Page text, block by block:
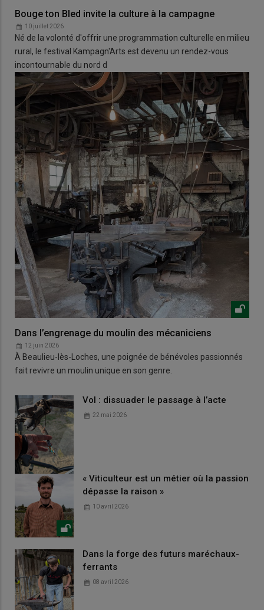
Bouge ton Bled invite la culture à la campagne
10 juillet 2026
Né de la volonté d'offrir une programmation culturelle en milieu
rural, le festival Kampagn'Arts est devenu un rendez-vous
incontournable du nord d
Dans l’engrenage du moulin des mécaniciens
12 juin 2026
À Beaulieu-lès-Loches, une poignée de bénévoles passionnés
fait revivre un moulin unique en son genre.
Vol : dissuader le passage à l’acte
22 mai 2026
« Viticulteur est un métier où la passion
dépasse la raison »
10 avril 2026
Dans la forge des futurs maréchaux-
ferrants
08 avril 2026